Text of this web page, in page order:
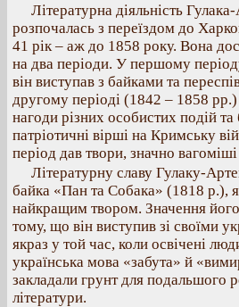
Літературна діяльність
розпочалась з переїздом до
41 рік – аж до 1858 року. Вона
на два періоди. У першому
він виступав з байками та
другому періоді (1842 – 1858 рр.)
нагоди різних особистих подій
патріотичні вірші на Кримську
період дав твори, значно
Літературну славу Гулаку-
байка «Пан та Собака» (1818 р.),
найкращим твором. Значення його
тому, що він виступив зі своїми
якраз у той час, коли освічені
українська мова «забута» й
закладали грунт для подальшого
літератури.